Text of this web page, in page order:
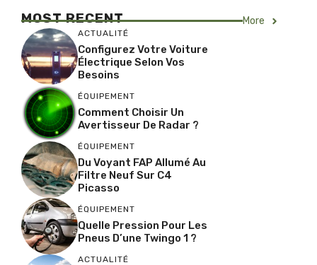
MOST RECENT More
ACTUALITÉ
Configurez Votre Voiture
Électrique Selon Vos
Besoins
ÉQUIPEMENT
Comment Choisir Un
Avertisseur De Radar ?
ÉQUIPEMENT
Du Voyant FAP Allumé Au
Filtre Neuf Sur C4
Picasso
ÉQUIPEMENT
Quelle Pression Pour Les
Pneus D’une Twingo 1 ?
ACTUALITÉ